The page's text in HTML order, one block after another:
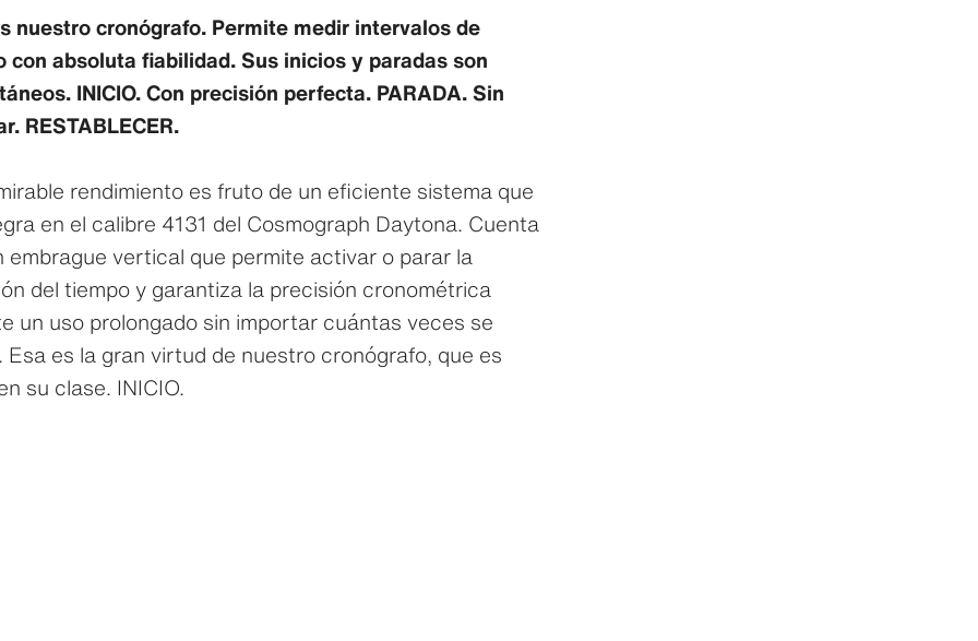
nuestro cronógrafo. Permite medir intervalos de
con absoluta fiabilidad. Sus inicios y paradas son
INICIO. Con precisión perfecta. PARADA. Sin
RESTABLECER.
rendimiento es fruto de un eficiente sistema que
en el calibre 4131 del Cosmograph Daytona. Cuenta
embrague vertical que permite activar o parar la
del tiempo y garantiza la precisión cronométrica
un uso prolongado sin importar cuántas veces se
Esa es la gran virtud de nuestro cronógrafo, que es
su clase. INICIO.